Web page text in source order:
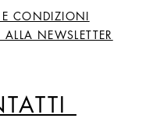
E CONDIZIONI
ALLA NEWSLETTER